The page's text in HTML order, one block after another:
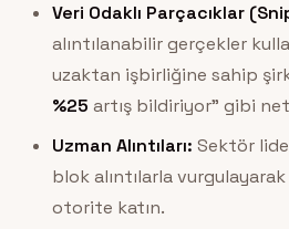
Veri Odaklı Parçacıklar
alıntılanabilir gerçekler
uzaktan işbirliğine sahip
%25 artış bildiriyor” gibi
Uzman Alıntıları: Sektör
blok alıntılarla
otorite katın.